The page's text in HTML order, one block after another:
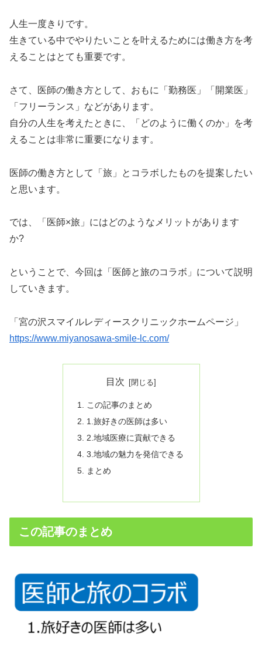
人生一度きりです。
生きている中でやりたいことを叶えるためには働き方を考
えることはとても重要です。
さて、医師の働き方として、おもに「勤務医」「開業医」
「フリーランス」などがあります。
自分の人生を考えたときに、「どのように働くのか」を考
えることは非常に重要になります。
医師の働き方として「旅」とコラボしたものを提案したい
と思います。
では、「医師×旅」にはどのようなメリットがあります
か?
ということで、今回は「医師と旅のコラボ」について説明
していきます。
「宮の沢スマイルレディースクリニックホームページ」
https://www.miyanosawa-smile-lc.com/
目次
この記事のまとめ
1.旅好きの医師は多い
2.地域医療に貢献できる
3.地域の魅力を発信できる
まとめ
この記事のまとめ